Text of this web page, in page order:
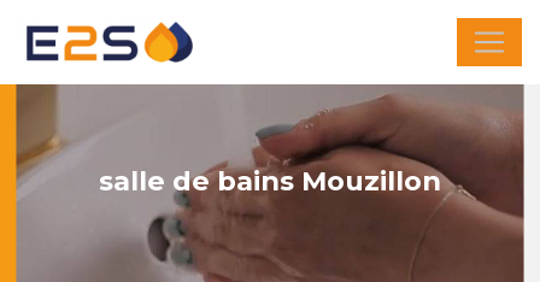
salle de bains Mouzillon